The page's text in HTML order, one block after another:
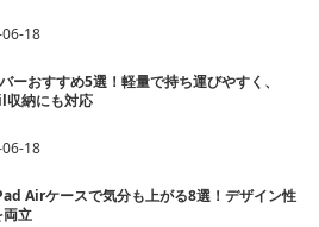
18
ーおすすめ5選！軽量で持ち運びやすく、
納にも対応
18
Airケースで気分も上がる8選！デザイン性
両立